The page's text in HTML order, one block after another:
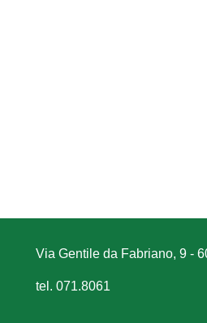
Via Gentile da Fabriano, 9 -
tel. 071.8061